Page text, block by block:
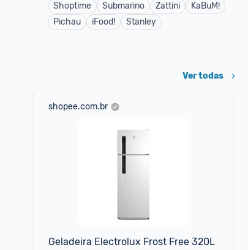
Shoptime
Submarino Zattini
KaBuM!
Pichau
iFood! Stanley
Ver todas
shopee.com.br
Geladeira Electrolux Frost Free 320L